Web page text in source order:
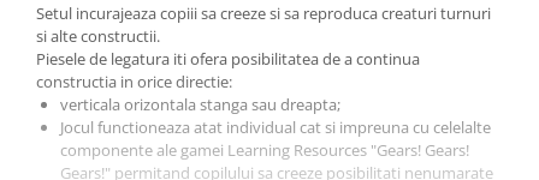
Puzzle de podea
IQ puzzle
Jucarii bebelusi
Jucarii de baie
Zornaitoare
Setul incurajeaza copiii sa creeze si sa reproduca creaturi turnuri
si alte constructii.
Piesele de legatura iti ofera posibilitatea de a continua
constructia in orice directie:
verticala orizontala stanga sau dreapta;
Jocul functioneaza atat individual cat si impreuna cu celelalte
componente ale gamei Learning Resources "Gears! Gears!
Gears!" permitand copilului sa creeze posibilitati nenumarate